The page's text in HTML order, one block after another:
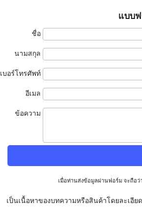
แบบ
ชื่อ
นามสกุล
เบอร์โทรศัพท์
อีเมล
ข้อความ
เมื่อท่านส่งข้อมูลผ่านฟอร์ม จะถือว่
เป็นเนื้อหาของบทความหรือสินค้าโดยละเอียด